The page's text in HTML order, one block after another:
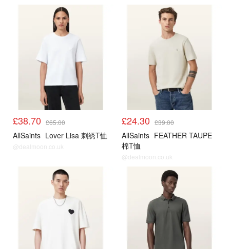
£38.70 £65.00
AllSaints Lover Lisa 刺绣T恤
@dealmoon.co.uk
£24.30 £39.00
AllSaints FEATHER TAUPE
棉T恤
@dealmoon.co.uk